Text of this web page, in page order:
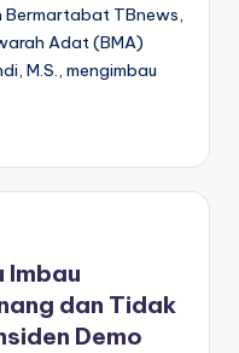
Bermartabat TBnews,
Adat (BMA)
M.S., mengimbau
Imbau
dan Tidak
Demo